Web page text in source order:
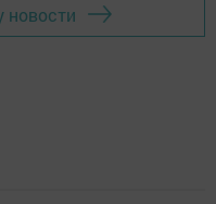
новости